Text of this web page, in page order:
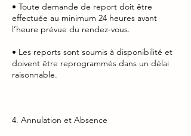
• Toute demande de report doit être
effectuée au minimum 24 heures avant
l’heure prévue du rendez-vous.
• Les reports sont soumis à disponibilité et
doivent être reprogrammés dans un délai
raisonnable.
4. Annulation et Absence